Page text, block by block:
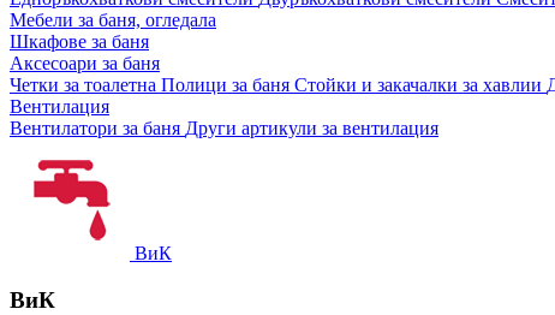
Мебели за баня, огледала
Шкафове за баня
Аксесоари за баня
Четки за тоалетна Полици за баня Стойки и закачалки за хавлии
Вентилация
Вентилатори за баня Други артикули за вентилация
ВиК
ВиК